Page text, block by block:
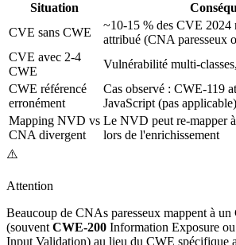
Situation
CVE sans CWE
~10-15 % des CVE 2024
attribué (CNA paresseux
CVE avec 2-4
CWE
Vulnérabilité multi-
CWE référencé
erronément
Cas observé : CWE-119
JavaScript (pas applicable)
Mapping NVD vs
CNA divergent
Le NVD peut re-mapper
lors de l'enrichissement
⚠️
Attention
Beaucoup de CNAs paresseux mappent à
(souvent CWE-200 Information Exposure ou
Input Validation) au lieu du CWE spécifique